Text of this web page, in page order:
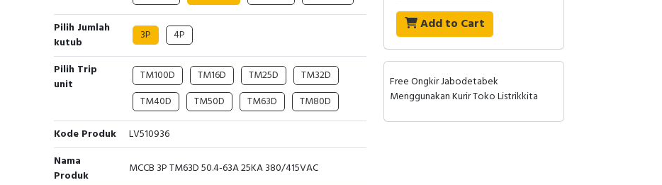
Pilih Jumlah
kutub
3P 4P
Pilih Trip
unit
TM100D TM16D TM25D
TM32D
TM40D
TM50D TM63D
TM80D
Kode Produk
LV510936
Nama
Produk
MCCB 3P TM63D 50.4-63A 25KA 380/415VAC
Add to Cart
Free Ongkir Jabodetabek
Menggunakan Kurir Toko Listrikkita